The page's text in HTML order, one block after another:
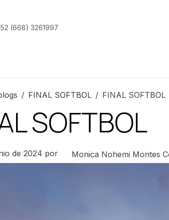
(668) 3261997
FINAL SOFTBOL FINAL SOFTBOL
SOFTBOL
de 2024 por Monica Nohemi Montes